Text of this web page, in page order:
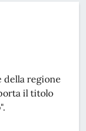
della regione
il titolo